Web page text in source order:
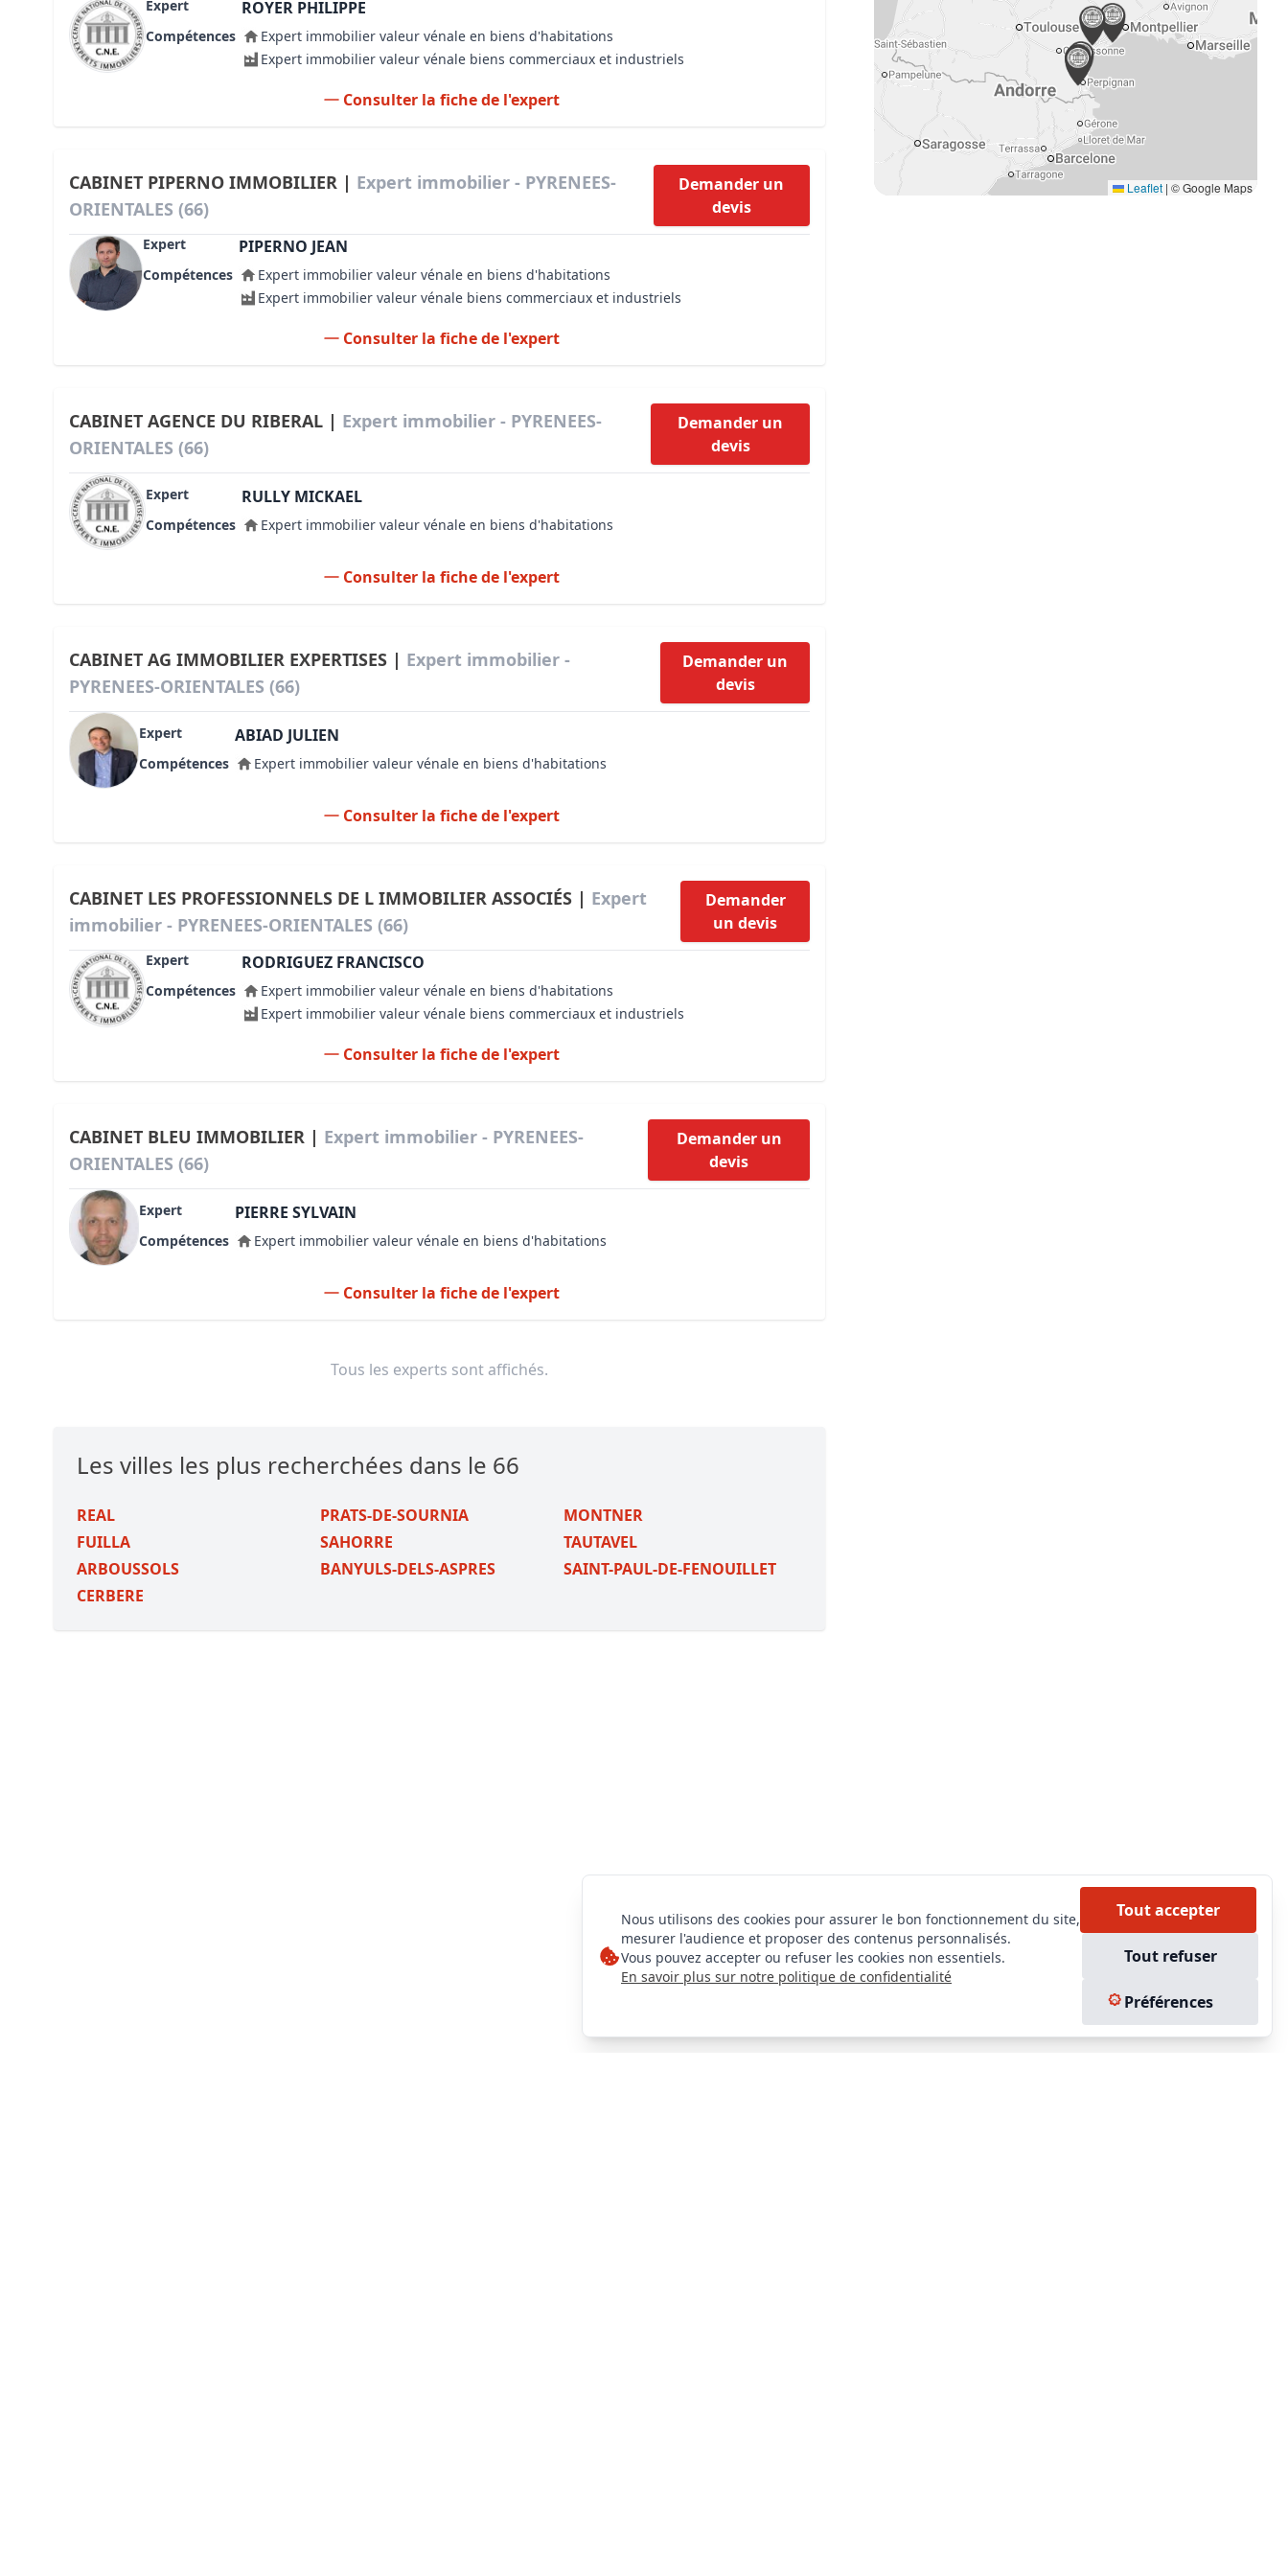
Expert ROYER PHILIPPE
Compétences
Expert immobilier valeur vénale en biens d'habitations
Expert immobilier valeur vénale biens commerciaux et industriels
Consulter la fiche de l'expert
CABINET PIPERNO IMMOBILIER | Expert immobilier - PYRENEES-
ORIENTALES (66)
Demander un
devis
Expert PIPERNO JEAN
Compétences
Expert immobilier valeur vénale en biens d'habitations
Expert immobilier valeur vénale biens commerciaux et industriels
Consulter la fiche de l'expert
CABINET AGENCE DU RIBERAL | Expert immobilier - PYRENEES-
ORIENTALES (66)
Demander un
devis
Expert RULLY MICKAEL
Compétences Expert immobilier valeur vénale en biens d'habitations
Consulter la fiche de l'expert
CABINET AG IMMOBILIER EXPERTISES | Expert immobilier -
PYRENEES-ORIENTALES (66)
Demander un
devis
Expert ABIAD JULIEN
Compétences Expert immobilier valeur vénale en biens d'habitations
Consulter la fiche de l'expert
CABINET LES PROFESSIONNELS DE L IMMOBILIER ASSOCIÉS | Expert
immobilier - PYRENEES-ORIENTALES (66)
Demander
un devis
Expert RODRIGUEZ FRANCISCO
Compétences
Expert immobilier valeur vénale en biens d'habitations
Expert immobilier valeur vénale biens commerciaux et industriels
Consulter la fiche de l'expert
CABINET BLEU IMMOBILIER | Expert immobilier - PYRENEES-
ORIENTALES (66)
Demander un
devis
Expert PIERRE SYLVAIN
Compétences Expert immobilier valeur vénale en biens d'habitations
Consulter la fiche de l'expert
Tous les experts sont affichés.
Les villes les plus recherchées dans le 66
REAL PRATS-DE-SOURNIA
MONTNER
FUILLA
SAHORRE
TAUTAVEL
ARBOUSSOLS
BANYULS-DELS-ASPRES
SAINT-PAUL-DE-FENOUILLET
CERBERE
Leaflet | © Google Maps
Nous utilisons des cookies pour assurer le bon fonctionnement du site,
mesurer l'audience et proposer des contenus personnalisés.
Vous pouvez accepter ou refuser les cookies non essentiels.
En savoir plus sur notre politique de confidentialité
Tout accepter
Tout refuser
Préférences